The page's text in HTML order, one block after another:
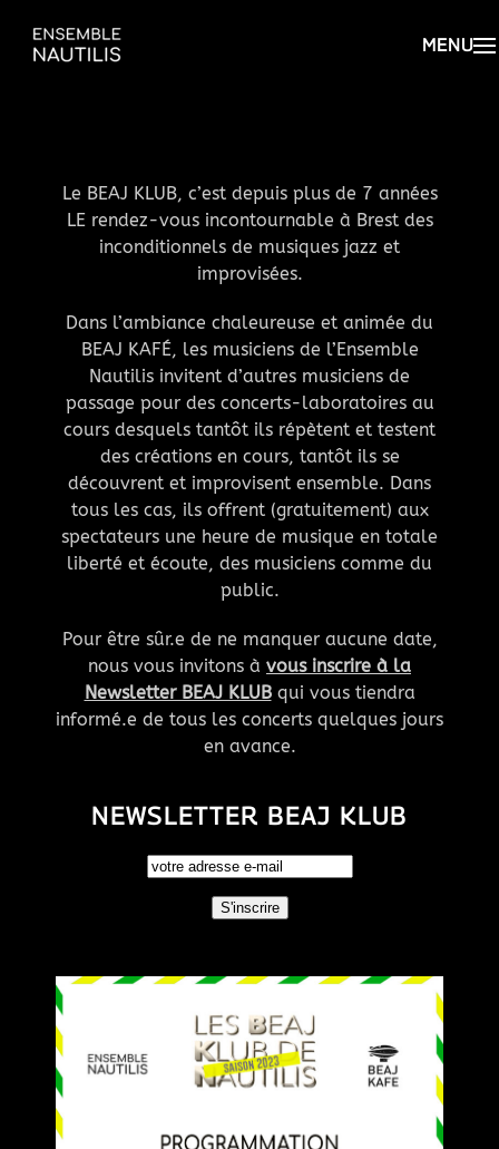
Le BEAJ KLUB, c’est depuis plus de 7 années
LE rendez-vous incontournable à Brest des
inconditionnels de musiques jazz et
improvisées.
Dans l’ambiance chaleureuse et animée du
BEAJ KAFÉ, les musiciens de l’Ensemble
Nautilis invitent d’autres musiciens de
passage pour des concerts-laboratoires au
cours desquels tantôt ils répètent et testent
des créations en cours, tantôt ils se
découvrent et improvisent ensemble. Dans
tous les cas, ils offrent (gratuitement) aux
spectateurs une heure de musique en totale
liberté et écoute, des musiciens comme du
public.
Pour être sûr.e de ne manquer aucune date,
nous vous invitons à vous inscrire à la
Newsletter BEAJ KLUBqui vous tiendra
informé.e de tous les concerts quelques jours
en avance.
NEWSLETTER BEAJ KLUB